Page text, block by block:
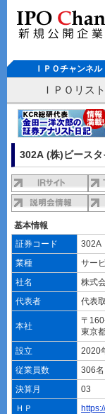
ＩＰＯチャンネル
ＩＰＯリスト
302A (株)ビース
基本情報
証券コード
302A
業種
サー
社名
株式
代表者
代表
本社
〒
東京
設立
2020
従業員数
306名
決算月
03
ＨＰ